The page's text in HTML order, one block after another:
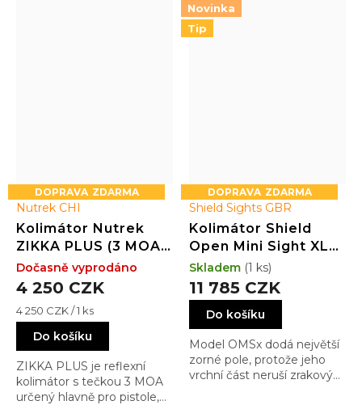
ZDARMA
Nutrek CHI
Kolimátor Nutrek
ZIKKA PLUS (3 MOA /
RED / 24x18)
4 250 CZK
Měrná
cena:
4 250 CZK / 1 ks
Do košíku
ZIKKA PLUS je reflexní
kolimátor s tečkou 3 MOA
určený hlavně pro pistole,
Dočasně vyprodáno
Novinka
Tip
ZDARMA
Shield Sights GBR
Kolimátor Shield
Open Mini Sight XL
(OMSx) GLASS
edition 8MOA Dot
(6,5MOA)
11 785 CZK
Do košíku
Model OMSx dodá největší
zorné pole, protože jeho
vrchní část neruší zrakový
Skladem (1 ks)